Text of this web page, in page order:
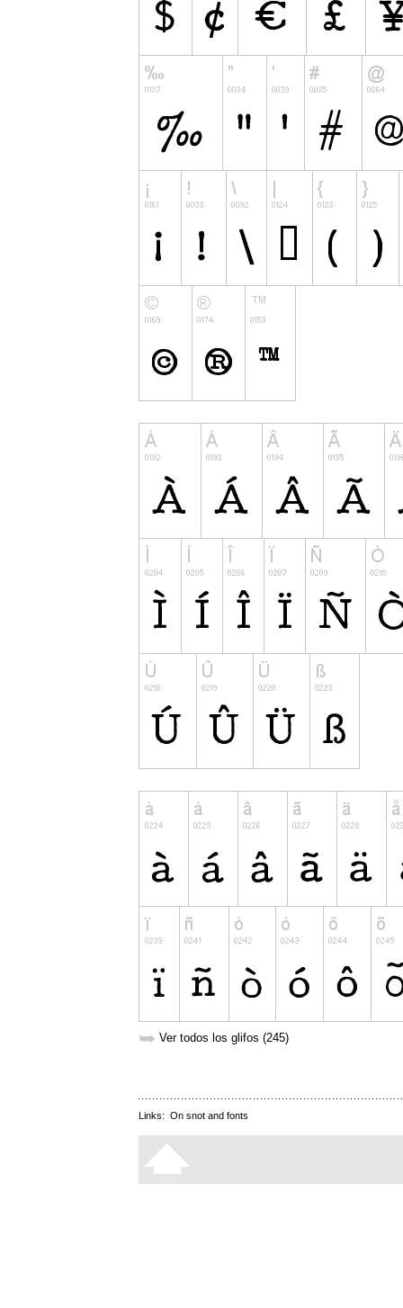
➥ Ver todos los glifos (245)
Links: On snot and fonts